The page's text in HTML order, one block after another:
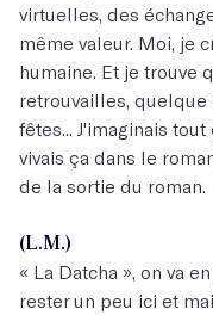
virtuelles, des
même valeur. Moi, je
humaine. Et je trouve
retrouvailles, quelque
fêtes... J'imaginais tout
vivais ça dans le
de la sortie du roman.
(L.M.)
« La Datcha », on va
rester un peu ici et